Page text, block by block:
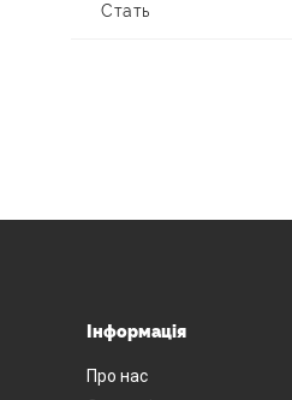
Стать
Інформація
Про нас